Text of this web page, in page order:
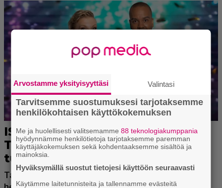
Arvostamme yksityisyyttäsi Valintasi
Tarvitsemme suostumuksesi tarjotaksemme
henkilökohtaisen käyttökokemuksen
Me ja huolellisesti valitsemamme88 teknologiakumppania
hyödynnämme henkilötietoja tarjotaksemme paremman
käyttäjäkokemuksen sekä kohdentaaksemme sisältöä ja
mainoksia.
Hyväksymällä suostut tietojesi käyttöön seuraavasti
Käytämme laitetunnisteita ja tallennamme evästeitä